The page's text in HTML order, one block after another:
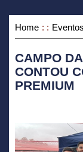
Home Eventos
CAMPO
CONTOU
PREMIUM